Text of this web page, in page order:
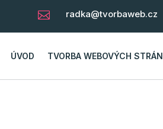
 radka@tvorbaweb.cz
ÚVOD TVORBA WEBOVÝCH